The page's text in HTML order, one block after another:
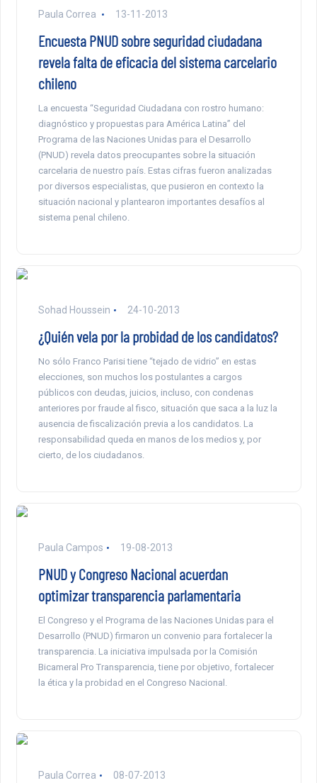
Paula Correa 13-11-2013
Encuesta PNUD sobre seguridad ciudadana
revela falta de eficacia del sistema carcelario
chileno
La encuesta “Seguridad Ciudadana con rostro humano:
diagnóstico y propuestas para América Latina” del
Programa de las Naciones Unidas para el Desarrollo
(PNUD) revela datos preocupantes sobre la situación
carcelaria de nuestro país. Estas cifras fueron analizadas
por diversos especialistas, que pusieron en contexto la
situación nacional y plantearon importantes desafíos al
sistema penal chileno.
Sohad Houssein 24-10-2013
¿Quién vela por la probidad de los candidatos?
No sólo Franco Parisi tiene “tejado de vidrio” en estas
elecciones, son muchos los postulantes a cargos
públicos con deudas, juicios, incluso, con condenas
anteriores por fraude al fisco, situación que saca a la luz la
ausencia de fiscalización previa a los candidatos. La
responsabilidad queda en manos de los medios y, por
cierto, de los ciudadanos.
Paula Campos 19-08-2013
PNUD y Congreso Nacional acuerdan
optimizar transparencia parlamentaria
El Congreso y el Programa de las Naciones Unidas para el
Desarrollo (PNUD) firmaron un convenio para fortalecer la
transparencia. La iniciativa impulsada por la Comisión
Bicameral Pro Transparencia, tiene por objetivo, fortalecer
la ética y la probidad en el Congreso Nacional.
Paula Correa 08-07-2013